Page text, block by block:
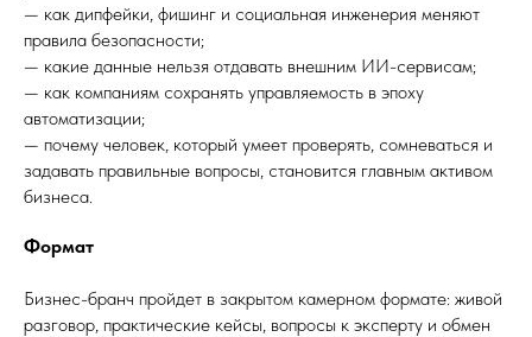
— как дипфейки, фишинг и социальная инженерия меняют
правила безопасности;
— какие данные нельзя отдавать внешним ИИ-сервисам;
— как компаниям сохранять управляемость в эпоху
автоматизации;
— почему человек, который умеет проверять, сомневаться и
задавать правильные вопросы, становится главным активом
бизнеса.
Формат
Бизнес-бранч пройдет в закрытом камерном формате: живой
разговор, практические кейсы, вопросы к эксперту и обмен